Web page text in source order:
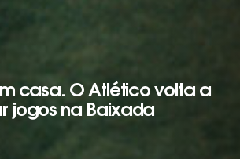
casa. O Atlético volta a
jogos na Baixada